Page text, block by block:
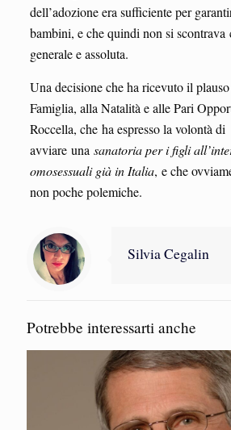
dell’adozione era sufficiente per
bambini, e che quindi non si scontrava
generale e assoluta.
Una decisione che ha ricevuto il
Famiglia, alla Natalità e alle Pari
Roccella, che ha espresso la volontà di
avviare una sanatoria per i figli
omosessuali già in Italia, e che
non poche polemiche.
Silvia Cegalin
Potrebbe interessarti anche